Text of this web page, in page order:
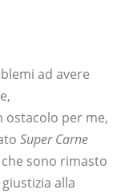
ad avere
ostacolo per me,
Super Carne
sono rimasto
alla